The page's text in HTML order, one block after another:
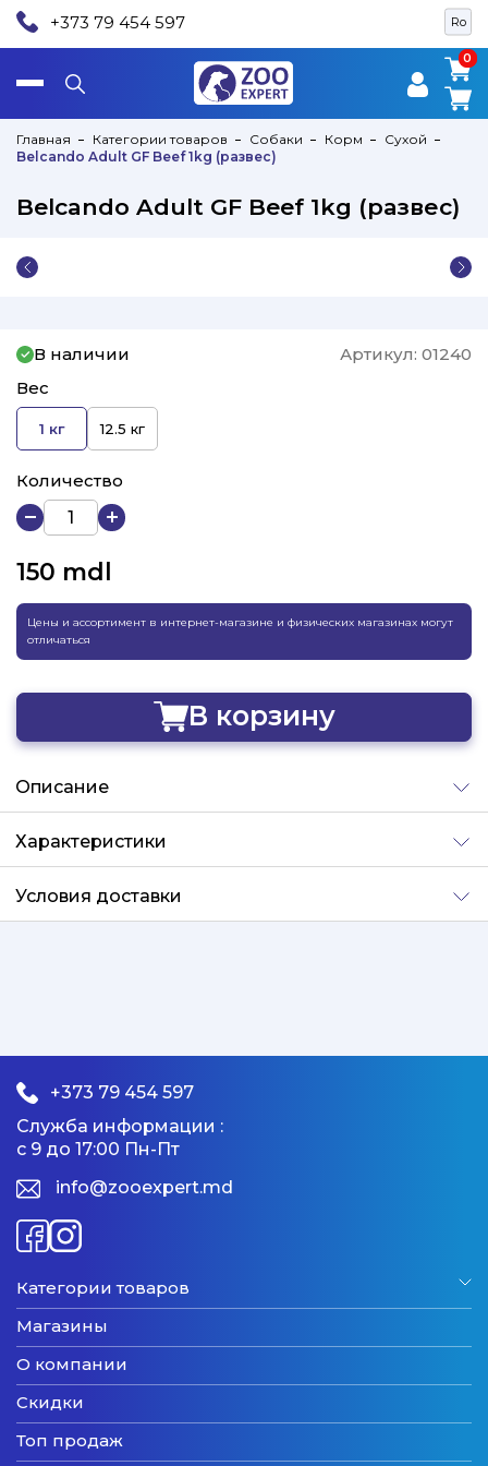
Ro
+373 79 454 597
0
0
Главная Категории товаров Собаки Корм
Сухой
Belcando Adult GF Beef 1kg (развес)
Belcando Adult GF Beef 1kg (развес)
В наличии Артикул: 01240
Вес
1 кг 12.5 кг
Количество
150 mdl
Цены и ассортимент в интернет-магазине и физических магазинах могут
отличаться
В корзину
Добавлено
Описание
Характеристики
Условия доставки
+373 79 454 597
Служба информации :
с 9 до 17:00 Пн-Пт
info@zooexpert.md
Категории товаров
Магазины
О компании
Скидки
Топ продаж